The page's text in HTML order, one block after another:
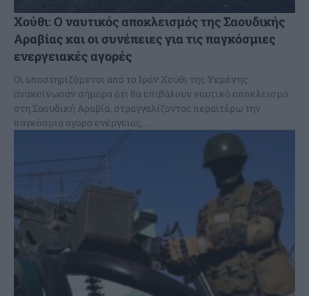
Χούθι: Ο ναυτικός αποκλεισμός της Σαουδικής
Αραβίας και οι συνέπειες για τις παγκόσμιες
ενεργειακές αγορές
Οι υποστηριζόμενοι από το Ιράν Χούθι της Υεμένης
ανακοίνωσαν σήμερα ότι θα επιβάλουν ναυτικό αποκλεισμό
στη Σαουδική Αραβία, στραγγαλίζοντας περαιτέρω την
παγκόσμια αγορά ενέργειας,...